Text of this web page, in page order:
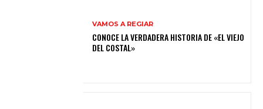
VAMOS A REGIAR
CONOCE LA VERDADERA HISTORIA DE «EL VIEJO
DEL COSTAL»